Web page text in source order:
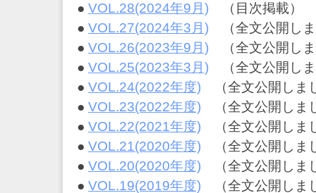
り
を
援
し
す
～
● VOL.28(2024年9月) （目次掲載）
● VOL.27(2024年3月) （全文公開し
● VOL.26(2023年9月) （全文公開し
● VOL.25(2023年3月) （全文公開し
● VOL.24(2022年度) （全文公開しま
● VOL.23(2022年度) （全文公開しま
● VOL.22(2021年度) （全文公開しま
● VOL.21(2020年度) （全文公開しま
● VOL.20(2020年度) （全文公開しま
● VOL.19(2019年度) （全文公開しま